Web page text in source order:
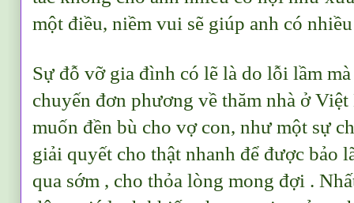
một điều, niềm vui sẽ giúp anh có
Sự đỗ vỡ gia đình có lẽ là do lỗi lầm mà
chuyến đơn phương về thăm nhà ở
muốn đền bù cho vợ con, như một sự
giải quyết cho thật nhanh để được bảo
qua sớm , cho thỏa lòng mong đợi .